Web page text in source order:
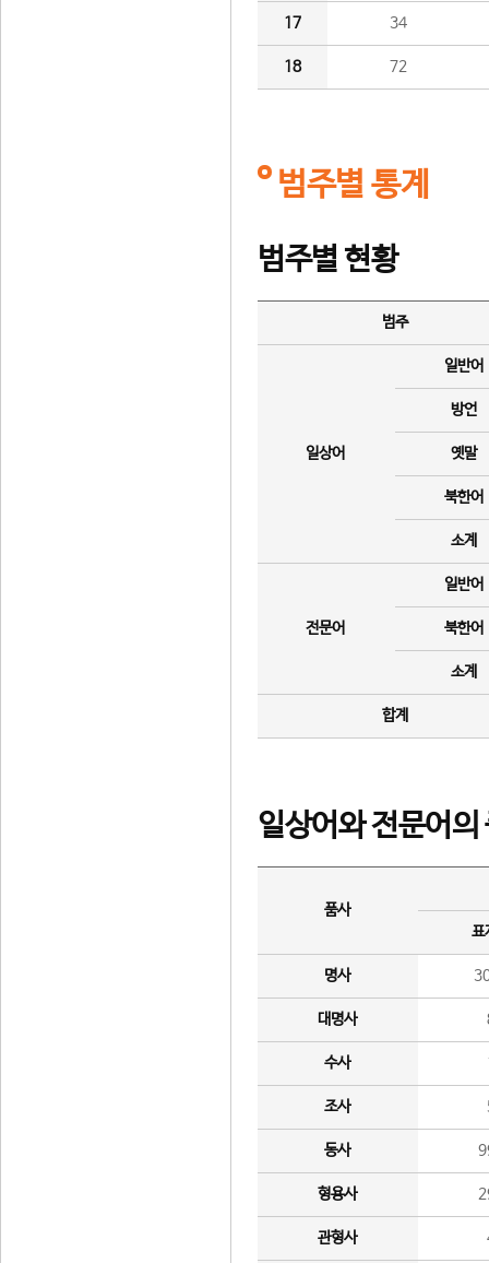
17 34
18 72
범주별 통계
범주별 현황
범주
일상어
일반어
방언
옛말
북한어
소계
전문어
일반어
북한어
소계
합계
일상어와 전문어의
품사
표
명사
대명사
수사
조사
동사
형용사
관형사